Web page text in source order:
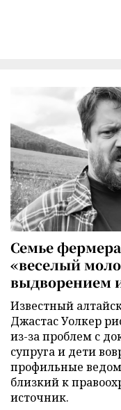
Семье
«веселый
выдворением
Известный
Джастас Уолкер
из-за проблем с
супруга и дети
профильные
близкий к
источник.